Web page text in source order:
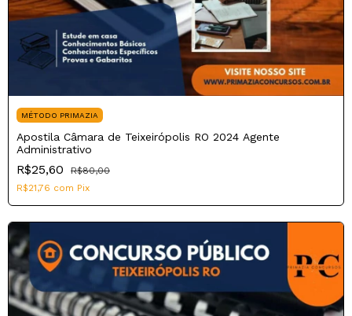
MÉTODO PRIMAZIA
Apostila Câmara de Teixeirópolis RO 2024 Agente
Administrativo
R$25,60
R$80,00
R$21,76 com Pix